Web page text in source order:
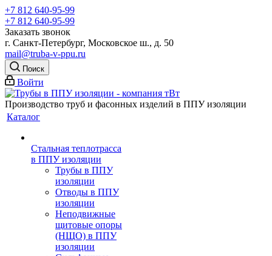
+7 812 640-95-99
+7 812 640-95-99
Заказать звонок
г. Санкт-Петербург, Московское ш., д. 50
mail@truba-v-ppu.ru
Поиск
Войти
Производство труб и фасонных изделий в ППУ изоляции
Каталог
Стальная теплотрасса
в ППУ изоляции
Трубы в ППУ
изоляции
Отводы в ППУ
изоляции
Неподвижные
щитовые опоры
(НЩО) в ППУ
изоляции